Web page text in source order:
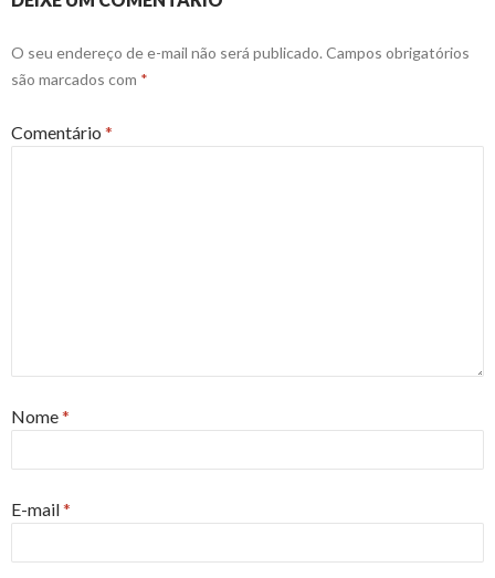
O seu endereço de e-mail não será publicado. Campos obrigatórios
são marcados com *
Comentário *
Nome*
E-mail*